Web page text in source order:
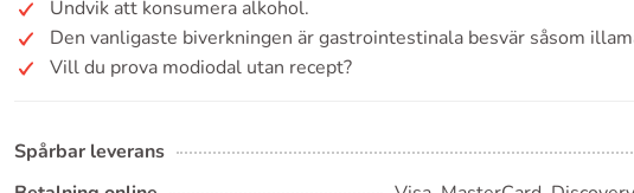
Undvik att konsumera alkohol.
Den vanligaste biverkningen är gastrointestinala besvär såsom
Vill du prova modiodal utan recept?
Spårbar leverans